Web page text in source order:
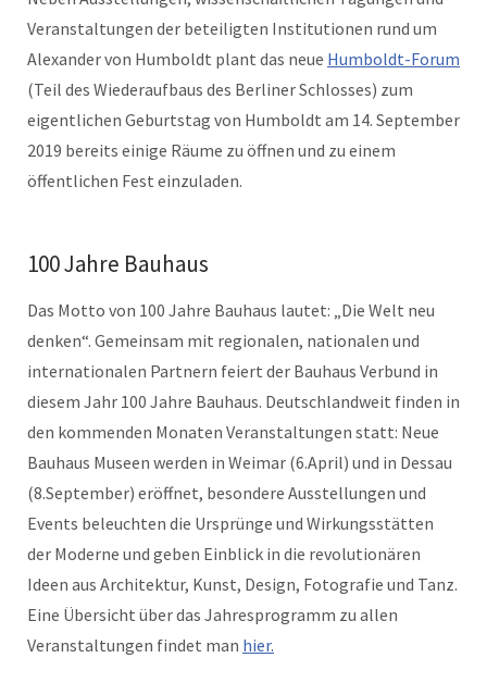
Veranstaltungen der beteiligten Institutionen rund um
Alexander von Humboldt plant das neue Humboldt-Forum
(Teil des Wiederaufbaus des Berliner Schlosses) zum
eigentlichen Geburtstag von Humboldt am 14. September
2019 bereits einige Räume zu öffnen und zu einem
öffentlichen Fest einzuladen.
100 Jahre Bauhaus
Das Motto von 100 Jahre Bauhaus lautet: „Die Welt neu
denken“. Gemeinsam mit regionalen, nationalen und
internationalen Partnern feiert der Bauhaus Verbund in
diesem Jahr 100 Jahre Bauhaus. Deutschlandweit finden in
den kommenden Monaten Veranstaltungen statt: Neue
Bauhaus Museen werden in Weimar (6.April) und in Dessau
(8.September) eröffnet, besondere Ausstellungen und
Events beleuchten die Ursprünge und Wirkungsstätten
der Moderne und geben Einblick in die revolutionären
Ideen aus Architektur, Kunst, Design, Fotografie und Tanz.
Eine Übersicht über das Jahresprogramm zu allen
Veranstaltungen findet man hier.